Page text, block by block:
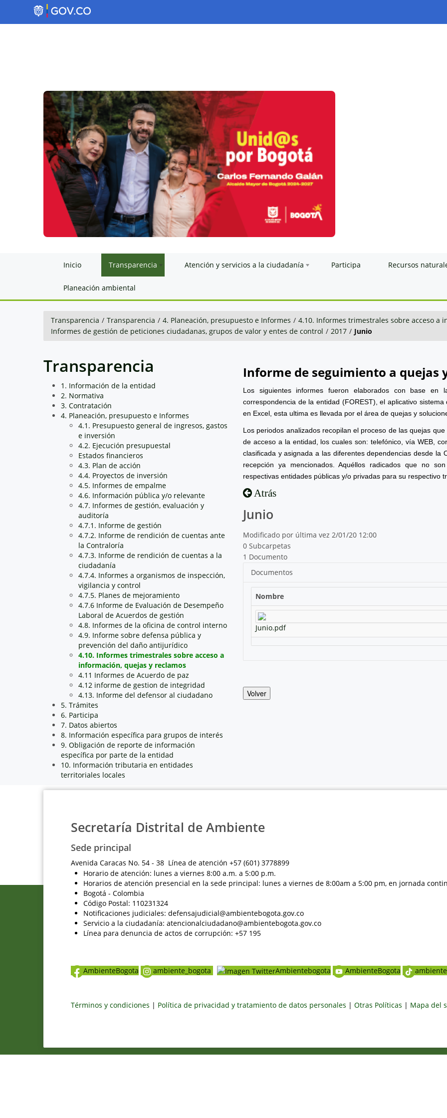
Inicio Transparencia Atención y servicios a la ciudadanía Participa Recursos
Planeación ambiental
Transparencia / Transparencia / 4. Planeación, presupuesto e Informes / 4.10. Informes trimestrales sobre acceso a
Informes de gestión de peticiones ciudadanas, grupos de valor y entes de control / 2017 / Junio
Transparencia
1. Información de la entidad
2. Normativa
3. Contratación
4. Planeación, presupuesto e Informes
4.1. Presupuesto general de ingresos, gastos
e inversión
4.2. Ejecución presupuestal
Estados financieros
4.3. Plan de acción
4.4. Proyectos de inversión
4.5. Informes de empalme
4.6. Información pública y/o relevante
4.7. Informes de gestión, evaluación y
auditoría
4.7.1. Informe de gestión
4.7.2. Informe de rendición de cuentas ante
la Contraloría
4.7.3. Informe de rendición de cuentas a la
ciudadanía
4.7.4. Informes a organismos de inspección,
vigilancia y control
4.7.5. Planes de mejoramiento
4.7.6 Informe de Evaluación de Desempeño
Laboral de Acuerdos de gestión
4.8. Informes de la oficina de control interno
4.9. Informe sobre defensa pública y
prevención del daño antijurídico
4.10. Informes trimestrales sobre acceso a
información, quejas y reclamos
4.11 Informes de Acuerdo de paz
4.12 informe de gestion de integridad
4.13. Informe del defensor al ciudadano
5. Trámites
6. Participa
7. Datos abiertos
8. Información específica para grupos de interés
9. Obligación de reporte de información
específica por parte de la entidad
10. Información tributaria en entidades
territoriales locales
Informe de seguimiento a quejas
Los siguientes informes fueron elaborados con base
correspondencia de la entidad (FOREST), el aplicativo
en Excel, esta ultima es llevada por el área de quejas y
Los periodos analizados recopilan el proceso de las quejas
de acceso a la entidad, los cuales son: telefónico, vía WEB,
clasificada y asignada a las diferentes dependencias desde
recepción ya mencionados. Aquéllos radicados que no
respectivas entidades públicas y/o privadas para su respectivo
Atrás
Junio
Modificado por última vez 2/01/20 12:00
0 Subcarpetas
1 Documento
Documentos
Nombre
Junio.pdf
Volver
Secretaría Distrital de Ambiente
Sede principal
Avenida Caracas No. 54 - 38 Línea de atención +57 (601) 3778899
Horario de atención: lunes a viernes 8:00 a.m. a 5:00 p.m.
Horarios de atención presencial en la sede principal: lunes a viernes de 8:00am a 5:00 pm, en jornada
Bogotá - Colombia
Código Postal: 110231324
Notificaciones judiciales: defensajudicial@ambientebogota.gov.co
Servicio a la ciudadanía: atencionalciudadano@ambientebogota.gov.co
Línea para denuncia de actos de corrupción: +57 195
AmbienteBogota ambiente_bogota Ambientebogota AmbienteBogota
Términos y condiciones | Política de privacidad y tratamiento de datos personales | Otras Políticas | Mapa del